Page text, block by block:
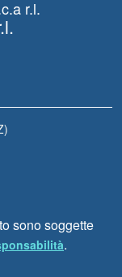
sono soggette
.